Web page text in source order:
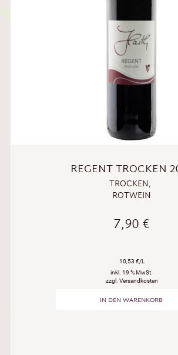
REGENT TROCKEN
TROCKEN,
ROTWEIN
7,90€
10,53 €/L
inkl. 19 % MwSt.
zzgl. Versandkosten
IN DEN WARENKORB